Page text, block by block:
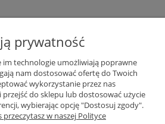
Moje konto
prywatność
im technologie umożliwiają poprawne
nam dostosować ofertę do Twoich
wykorzystanie przez nas
do sklepu lub dostosować użycie
wybierając opcję "Dostosuj zgody".
w naszej Polityce